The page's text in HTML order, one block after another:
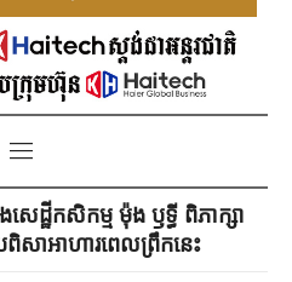
ដ្ឋីកសិកម្ម ម៉ុង ឫទ្ធី ពិភាក្សា​
ពិសាអាហារ​ពេលព្រឹកនេះ